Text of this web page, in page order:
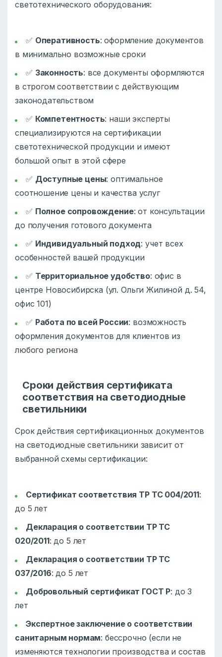
светотехнического оборудования:
✅ Оперативность: оформление документов
в минимально возможные сроки
✅ Законность: все документы оформляются
в строгом соответствии с действующим
законодательством
✅ Компетентность: наши эксперты
специализируются на сертификации
светотехнической продукции и имеют
большой опыт в этой сфере
✅ Доступные цены: оптимальное
соотношение цены и качества услуг
✅ Полное сопровождение: от консультации
до получения готового документа
✅ Индивидуальный подход: учет всех
особенностей вашей продукции
✅ Территориальное удобство: офис в
центре Новосибирска (ул. Ольги Жилиной д. 54,
офис 101)
✅ Работа по всей России: возможность
оформления документов для клиентов из
любого региона
Сроки действия сертификата
соответствия на светодиодные
светильники
Срок действия сертификационных документов
на светодиодные светильники зависит от
выбранной схемы сертификации:
Сертификат соответствия ТР ТС 004/2011:
до 5 лет
Декларация о соответствии ТР ТС
020/2011: до 5 лет
Декларация о соответствии ТР ТС
037/2016: до 5 лет
Добровольный сертификат ГОСТ Р: до 3
лет
Экспертное заключение о соответствии
санитарным нормам: бессрочно (если не
изменяются технологии производства и состав